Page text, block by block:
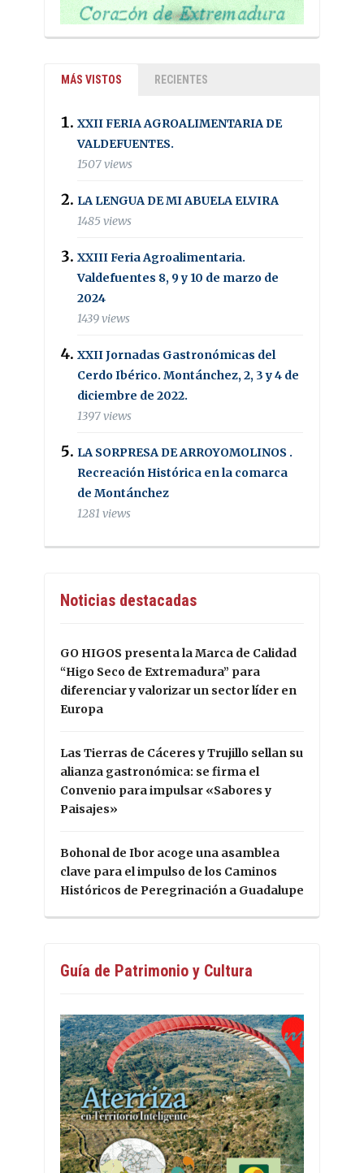
MÁS VISTOS RECIENTES
XXII FERIA AGROALIMENTARIA DE
VALDEFUENTES.
1507 views
LA LENGUA DE MI ABUELA ELVIRA
1485 views
XXIII Feria Agroalimentaria.
Valdefuentes 8, 9 y 10 de marzo de
2024
1439 views
XXII Jornadas Gastronómicas del
Cerdo Ibérico. Montánchez, 2, 3 y 4 de
diciembre de 2022.
1397 views
LA SORPRESA DE ARROYOMOLINOS .
Recreación Histórica en la comarca
de Montánchez
1281 views
Noticias destacadas
GO HIGOS presenta la Marca de Calidad
“Higo Seco de Extremadura” para
diferenciar y valorizar un sector líder en
Europa
Las Tierras de Cáceres y Trujillo sellan su
alianza gastronómica: se firma el
Convenio para impulsar «Sabores y
Paisajes»
Bohonal de Ibor acoge una asamblea
clave para el impulso de los Caminos
Históricos de Peregrinación a Guadalupe
Guía de Patrimonio y Cultura